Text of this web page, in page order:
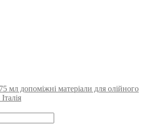
мл допоміжні матеріали для олійного